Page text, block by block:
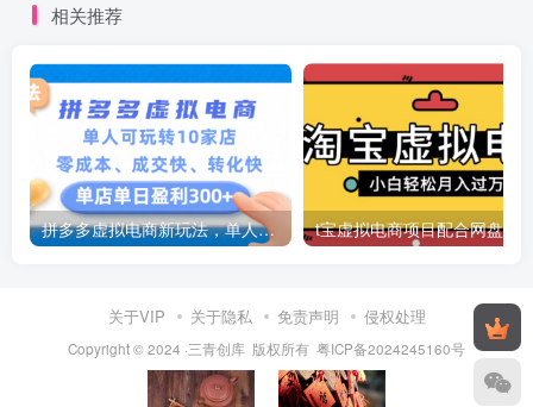
相关推荐
拼多多虚拟电商新玩法，单人可玩转10家店，零成本、成交快、转化快，号称单店单日可盈利300+
关于VIP 关于隐私 免责声明 侵权处理
Copyright © 2024 ·三青创库 版权所有 粤ICP备2024245160号